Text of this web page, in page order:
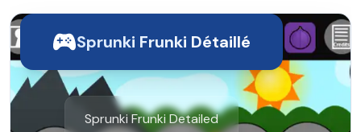
Sprunki Frunki Détaillé
Sprunki Frunki Detailed